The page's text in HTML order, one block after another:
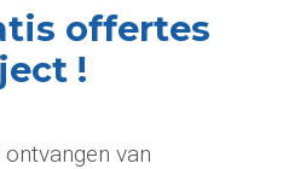
offertes
!
van